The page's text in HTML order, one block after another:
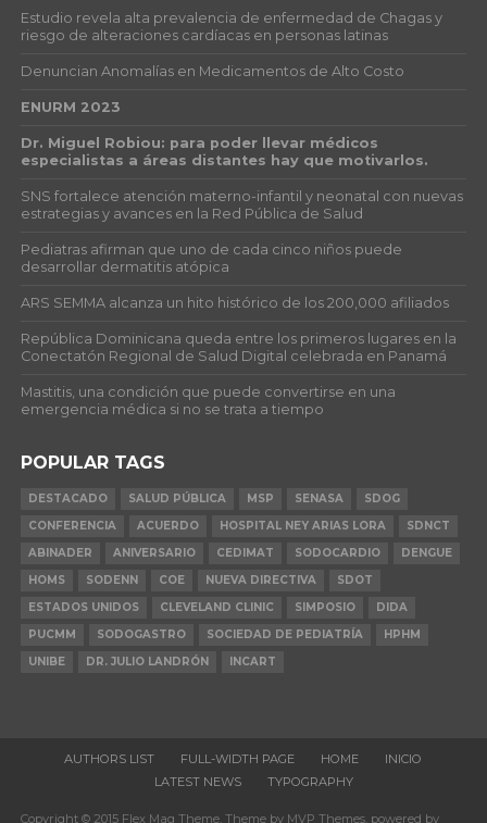
Estudio revela alta prevalencia de enfermedad de Chagas y
riesgo de alteraciones cardíacas en personas latinas
Denuncian Anomalías en Medicamentos de Alto Costo
ENURM 2023
Dr. Miguel Robiou: para poder llevar médicos
especialistas a áreas distantes hay que motivarlos.
SNS fortalece atención materno-infantil y neonatal con nuevas
estrategias y avances en la Red Pública de Salud
Pediatras afirman que uno de cada cinco niños puede
desarrollar dermatitis atópica
ARS SEMMA alcanza un hito histórico de los 200,000 afiliados
República Dominicana queda entre los primeros lugares en la
Conectatón Regional de Salud Digital celebrada en Panamá
Mastitis, una condición que puede convertirse en una
emergencia médica si no se trata a tiempo
POPULAR TAGS
DESTACADO SALUD PÚBLICA MSP SENASA
SDOG
CONFERENCIA
ACUERDO HOSPITAL NEY ARIAS LORA
SDNCT
ABINADER
ANIVERSARIO CEDIMAT SODOCARDIO
DENGUE
HOMS
SODENN COE NUEVA DIRECTIVA
SDOT
ESTADOS UNIDOS
CLEVELAND CLINIC SIMPOSIO
DIDA
PUCMM
SODOGASTRO SOCIEDAD DE PEDIATRÍA
HPHM
UNIBE
DR. JULIO LANDRÓN INCART
AUTHORS LIST FULL-WIDTH PAGE HOME
INICIO
LATEST NEWS
TYPOGRAPHY
Copyright © 2015 Flex Mag Theme. Theme by MVP Themes, powered by